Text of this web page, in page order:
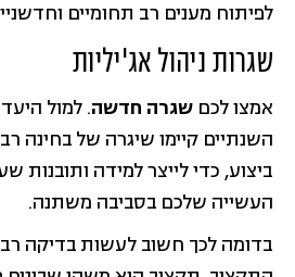
לפיתוח מענים רב תחומיים
שגרות ניהול אג'יליות
אמצו לכם שגרה חדשה. למול
השנתיים קיימו שיגרה של בחינה
ביצוע, כדי לייצר למידה ותובנות
העשייה שלכם בסביבה משתנה.
בדומה לכך חשוב לעשות בדיקה